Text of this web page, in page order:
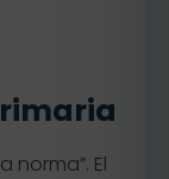
norma”. El